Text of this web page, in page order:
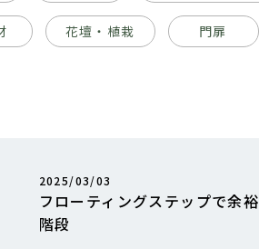
花壇・植栽 門扉
2025/03/03
フローティングステップで余
階段